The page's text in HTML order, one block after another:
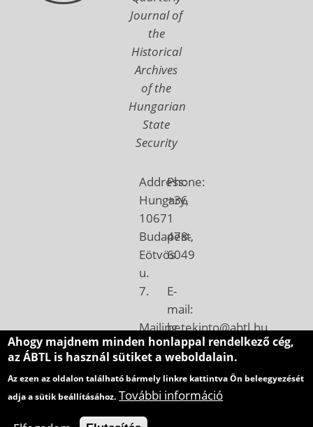
Journal of
the
Historical
Archives
of the
Hungarian
State
Security
Address:
Hungary,
1067
Budapest,
Eötvös
u.
7.
Mailing
address:
Hungary,
1410
Budapest,
Pf.:
Phone:
+36
1
478-
6049
E-
mail:
betekinto@abtl.hu
Ahogy majdnem minden honlappal rendelkező cég,
az ÁBTL is használ sütiket a weboldalain.
Az ezen az oldalon található bármely linkre kattintva Ön beleegyezését
adja a sütik beállításához. További információ